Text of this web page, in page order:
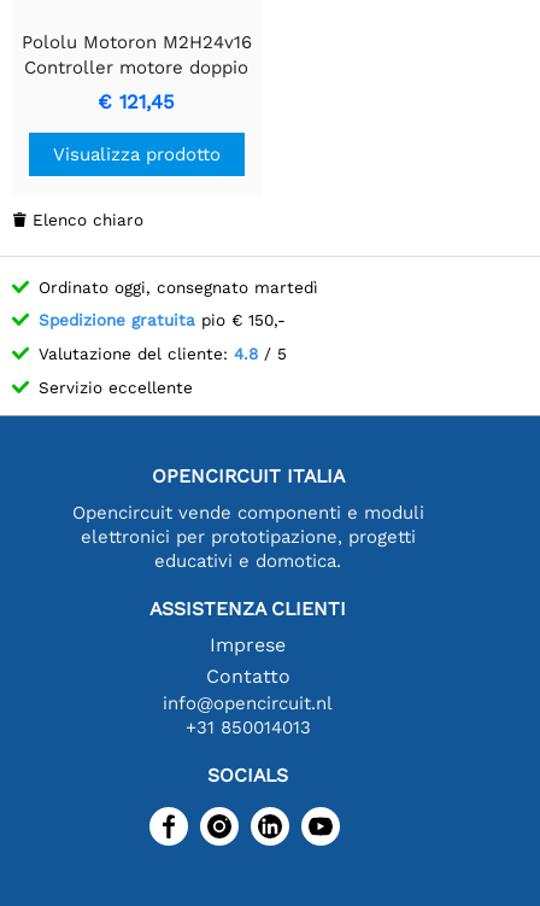
Pololu Motoron M2H24v16
Controller motore doppio
ad alta potenza per
Raspberry Pi (connettori
saldati)
€ 121,45
Visualizza prodotto
 Elenco chiaro
Ordinato oggi, consegnato martedì
Spedizione gratuita pio € 150,-
Valutazione del cliente: 4.8 / 5
Servizio eccellente
OPENCIRCUIT ITALIA
Opencircuit vende componenti e moduli
elettronici per prototipazione, progetti
educativi e domotica.
ASSISTENZA CLIENTI
Imprese
Contatto
info@opencircuit.nl
+31 850014013
SOCIALS